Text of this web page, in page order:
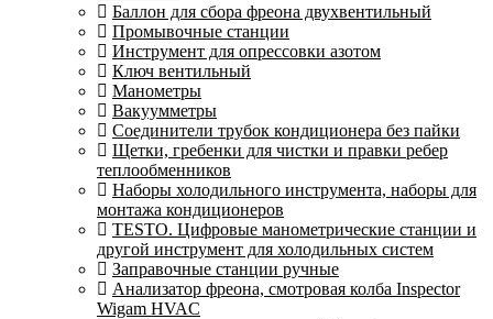
Баллон для сбора фреона двухвентильный
Промывочные станции
Инструмент для опрессовки азотом
Ключ вентильный
Манометры
Вакуумметры
Соединители трубок кондиционера без пайки
Щетки, гребенки для чистки и правки ребер
теплообменников
Наборы холодильного инструмента, наборы для
монтажа кондиционеров
TESTO. Цифровые манометрические станции и
другой инструмент для холодильных систем
Заправочные станции ручные
Анализатор фреона, смотровая колба Inspector
Wigam HVAC